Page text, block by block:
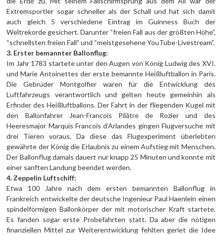
Extremsportler sogar schneller als der Schall und hat sich damit
auch gleich 5 verschiedene Eintrag im Guinness Buch der
Weltrekorde gesichert. Darunter “freien Fall aus der größten Höhe”,
“schnellsten freien Fall” und “meistgesehene YouTube-Livestream”.
3. Erster bemannter Ballonflug:
Im Jahr 1783 startete unter den Augen von König Ludwig des XVI.
und Marie Antoinettes der erste bemannte Heißluftballon in Paris.
Die Gebrüder Montgolfier waren für die Entwicklung des
Luftfahrzeugs verantwortlich und gelten heute gemeinhin als
Erfinder des Heißluftballons. Der Fahrt in der fliegenden Kugel mit
den Ballonfahrer Jean-Francois Pilâtre de Rozier und des
Heeresmajor Marquis Francois d’Arlandes gingen Flugversuche mit
drei Tieren voraus. Da diese das Flugexperiment überlebten
gewährte der König die Erlaubnis zu einem Aufstieg mit Menschen.
Der Ballonflug damals dauert nur knapp 25 Minuten und konnte mit
einer sanften Landung beendet werden.
4. Zeppelin Luftschiff:
Etwa 100 Jahre nach dem ersten bemannten Ballonflug in
Frankreich entwickelte der deutsche Ingenieur Paul Haenlein einen
spindelförmigen Ballonkörper der mit motorischer Kraft startete.
Es fanden sogar erste Probefahrten statt. Da aber die nötigen
finanziellen Mittel zur Weiterentwicklung fehlten geriet die Idee